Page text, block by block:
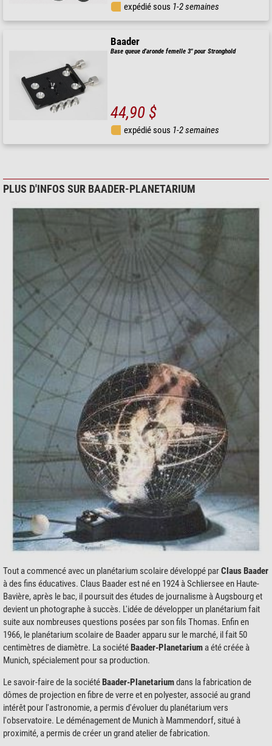
expédié sous 1-2 semaines
Baader
Base queue d'aronde femelle 3" pour Stronghold
44,90 $
expédié sous 1-2 semaines
PLUS D'INFOS SUR BAADER-PLANETARIUM
Tout a commencé avec un planétarium scolaire développé parClaus Baader
à des fins éducatives. Claus Baader est né en 1924 à Schliersee en Haute-
Bavière, après le bac, il poursuit des études de journalisme à Augsbourg et
devient un photographe à succès. L'idée de développer un planétarium fait
suite aux nombreuses questions posées par son fils Thomas. Enfin en
1966, le planétarium scolaire de Baader apparu sur le marché, il fait 50
centimètres de diamètre. La sociétéBaader-Planetarium a été créée à
Munich, spécialement pour sa production.
Le savoir-faire de la sociétéBaader-Planetariumdans la fabrication de
dômes de projection en fibre de verre et en polyester, associé au grand
intérêt pour l'astronomie, a permis d'évoluer du planétarium vers
l'observatoire. Le déménagement de Munich à Mammendorf, situé à
proximité, a permis de créer un grand atelier de fabrication.